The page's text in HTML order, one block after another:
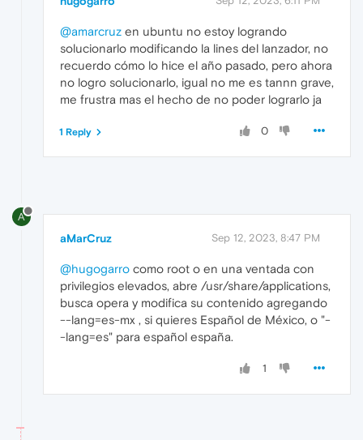
@amarcruz en ubuntu no estoy logrando
solucionarlo modificando la lines del lanzador, no
recuerdo cómo lo hice el año pasado, pero ahora
no logro solucionarlo, igual no me es tannn grave,
me frustra mas el hecho de no poder lograrlo ja
0
1 Reply
A
aMarCruz Sep 12, 2023, 8:47 PM
@hugogarro como root o en una ventada con
privilegios elevados, abre /usr/share/applications,
busca opera y modifica su contenido agregando
--lang=es-mx , si quieres Español de México, o "-
-lang=es" para español españa.
1